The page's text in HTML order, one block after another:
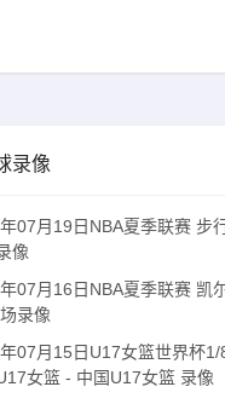
录像
07月19日NBA夏季联赛 步
像
07月16日NBA夏季联赛 凯
录像
07月15日U17女篮世界杯1/
女篮 - 中国U17女篮 录像